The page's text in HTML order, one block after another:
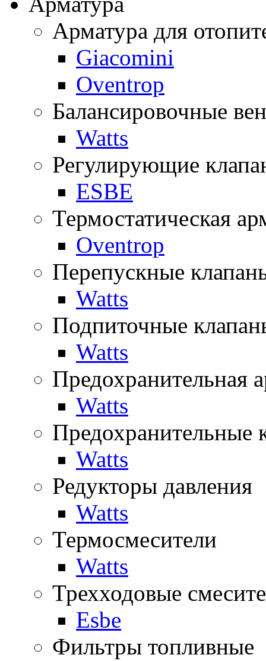
Арматура для
Giacomini
Oventrop
Балансировочные
Watts
Регулирующие
ESBE
Термостатическая
Oventrop
Перепускные
Watts
Подпиточные
Watts
Предохранительная
Watts
Предохранительные
Watts
Редукторы давления
Watts
Термосмесители
Watts
Трехходовые
Esbe
Фильтры топливные